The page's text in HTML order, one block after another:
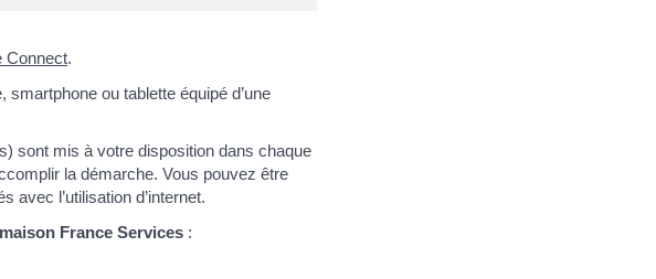
Connect.
ou tablette équipé d’une
sont mis à votre disposition dans chaque
la démarche. Vous pouvez être
avec l’utilisation d’internet.
maison France Services :